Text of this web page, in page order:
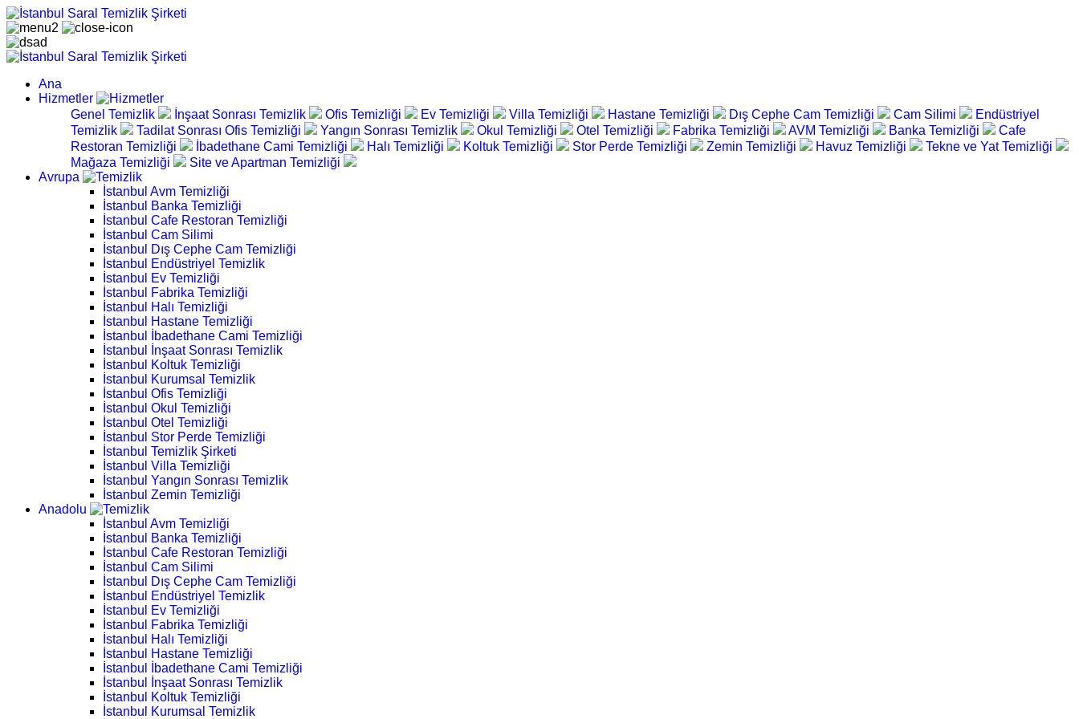
Ana
Hizmetler
Genel Temizlik
İnşaat Sonrası Temizlik Ofis Temizliği Ev Temizliği Villa Temizliği Hastane Temizliği Dış Cephe Cam Temizliği Cam Silimi
Endüstriyel
Temizlik
Tadilat Sonrası Ofis Temizliği Yangın Sonrası Temizlik Okul Temizliği Otel Temizliği Fabrika Temizliği AVM Temizliği Banka Temizliği
Cafe
Restoran Temizliği
İbadethane Cami Temizliği Halı Temizliği Koltuk Temizliği Stor Perde Temizliği Zemin Temizliği Havuz Temizliği
Tekne ve Yat Temizliği
Mağaza Temizliği
Site ve Apartman Temizliği
Avrupa
İstanbul Avm Temizliği
İstanbul Banka Temizliği
İstanbul Cafe Restoran Temizliği
İstanbul Cam Silimi
İstanbul Dış Cephe Cam Temizliği
İstanbul Endüstriyel Temizlik
İstanbul Ev Temizliği
İstanbul Fabrika Temizliği
İstanbul Halı Temizliği
İstanbul Hastane Temizliği
İstanbul İbadethane Cami Temizliği
İstanbul İnşaat Sonrası Temizlik
İstanbul Koltuk Temizliği
İstanbul Kurumsal Temizlik
İstanbul Ofis Temizliği
İstanbul Okul Temizliği
İstanbul Otel Temizliği
İstanbul Stor Perde Temizliği
İstanbul Temizlik Şirketi
İstanbul Villa Temizliği
İstanbul Yangın Sonrası Temizlik
İstanbul Zemin Temizliği
Anadolu
İstanbul Avm Temizliği
İstanbul Banka Temizliği
İstanbul Cafe Restoran Temizliği
İstanbul Cam Silimi
İstanbul Dış Cephe Cam Temizliği
İstanbul Endüstriyel Temizlik
İstanbul Ev Temizliği
İstanbul Fabrika Temizliği
İstanbul Halı Temizliği
İstanbul Hastane Temizliği
İstanbul İbadethane Cami Temizliği
İstanbul İnşaat Sonrası Temizlik
İstanbul Koltuk Temizliği
İstanbul Kurumsal Temizlik